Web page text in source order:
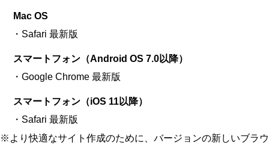
Mac OS
・Safari 最新版
スマートフォン（Android OS 7.0以降）
・Google Chrome 最新版
スマートフォン（iOS 11以降）
・Safari 最新版
※より快適なサイト作成のために、バージョンの新しいブラウ